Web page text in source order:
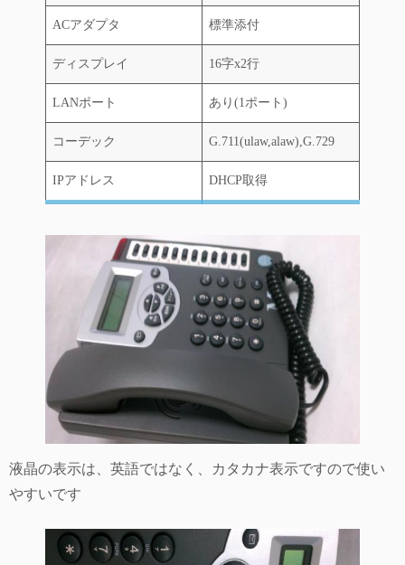
ACアダプタ 標準添付
ディスプレイ 16字x2行
LANポート あり(1ポート)
コーデック G.711(ulaw,alaw),G.729
IPアドレス DHCP取得
液晶の表示は、英語ではなく、カタカナ表示ですので使い
やすいです